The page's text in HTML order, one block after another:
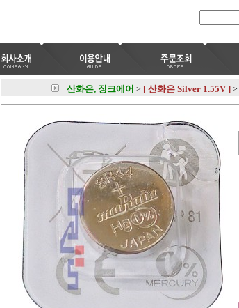
산화은, 징크에어 > [ 산화은 Silver 1.55V ] >